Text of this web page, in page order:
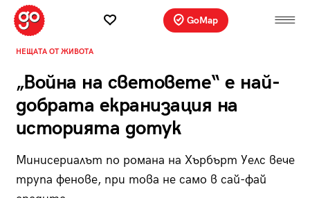
GoMap
НЕЩАТА ОТ ЖИВОТА
„Война на световете“ е най-
добрата екранизация на
историята дотук
Минисериалът по романа на Хърбърт Уелс вече
трупа фенове, при това не само в сай-фай